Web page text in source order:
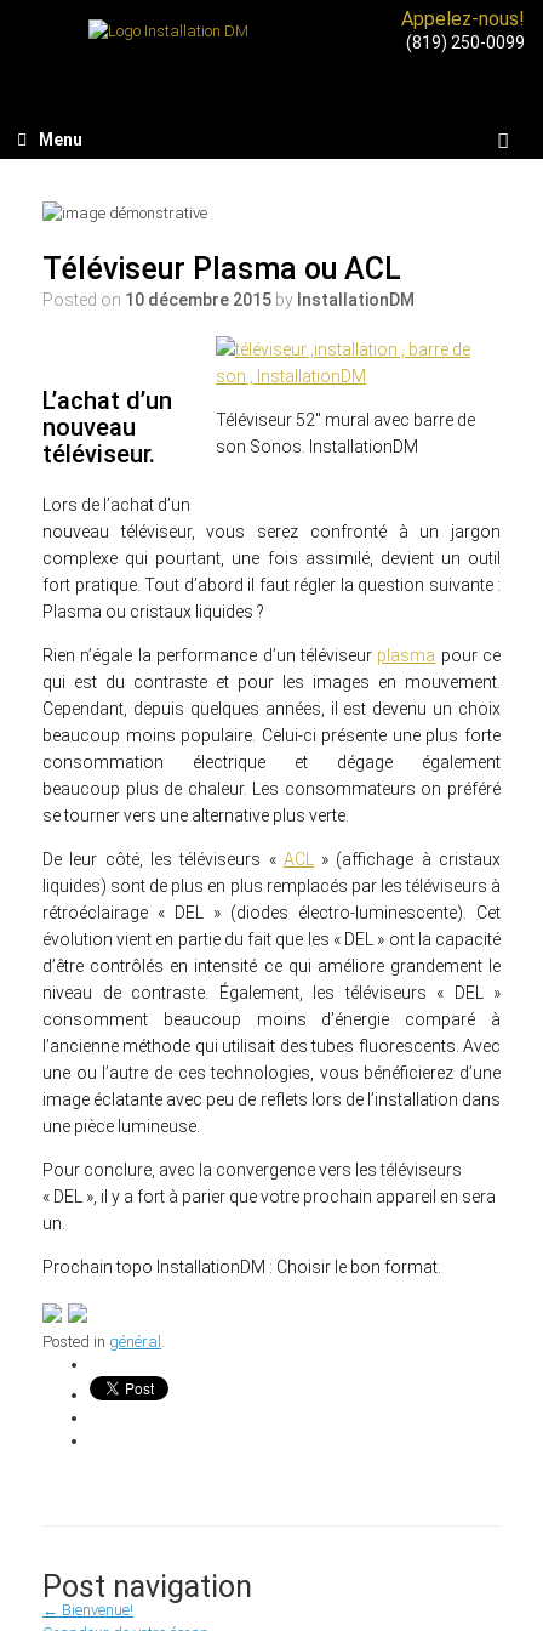
Appelez-nous!
(819) 250-0099
Menu
Téléviseur Plasma ou ACL
Posted on 10 décembre 2015 by InstallationDM
Téléviseur 52″ mural avec barre de
son Sonos. InstallationDM
L’achat d’un
nouveau
téléviseur.
Lors de l’achat d’un
nouveau téléviseur, vous serez confronté à un jargon
complexe qui pourtant, une fois assimilé, devient un outil
fort pratique. Tout d’abord il faut régler la question suivante :
Plasma ou cristaux liquides ?
Rien n’égale la performance d’un téléviseur plasma pour ce
qui est du contraste et pour les images en mouvement.
Cependant, depuis quelques années, il est devenu un choix
beaucoup moins populaire. Celui-ci présente une plus forte
consommation électrique et dégage également
beaucoup plus de chaleur. Les consommateurs on préféré
se tourner vers une alternative plus verte.
De leur côté, les téléviseurs « ACL
» (affichage à cristaux
liquides) sont de plus en plus remplacés par les téléviseurs à
rétroéclairage « DEL » (diodes électro-luminescente). Cet
évolution vient en partie du fait que les « DEL » ont la capacité
d’être contrôlés en intensité ce qui améliore grandement le
niveau de contraste. Également, les téléviseurs « DEL »
consomment beaucoup moins d’énergie comparé à
l’ancienne méthode qui utilisait des tubes fluorescents. Avec
une ou l’autre de ces technologies, vous bénéficierez d’une
image éclatante avec peu de reflets lors de l’installation dans
une pièce lumineuse.
Pour conclure, avec la convergence vers les téléviseurs
« DEL », il y a fort à parier que votre prochain appareil en sera
un.
Prochain topo InstallationDM : Choisir le bon format.
Posted in général .
Post navigation
← Bienvenue!